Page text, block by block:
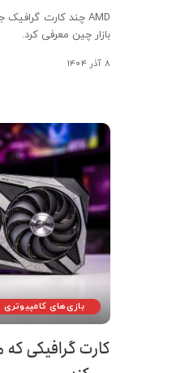
بازار چین معرفی کرد.
۸ آذر ۱۴۰۴
بازی‌های کامپیوتری
کارت گرافیکی که